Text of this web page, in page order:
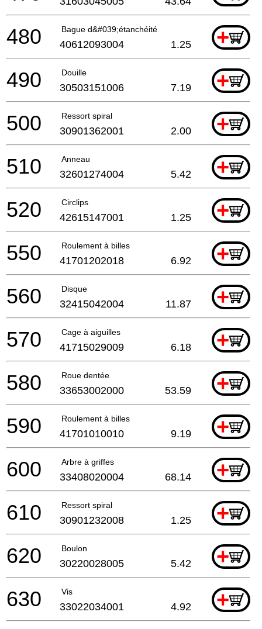
Bague d&#039;étanchéité +
480 40612093004 1.25
Douille +
490 30503151006 7.19
Ressort spiral +
500 30901362001 2.00
Anneau +
510 32601274004 5.42
Circlips +
520 42615147001 1.25
Roulement à billes +
550 41701202018 6.92
Disque +
560 32415042004 11.87
Cage à aiguilles +
570 41715029009 6.18
Roue dentée +
580 33653002000 53.59
Roulement à billes +
590 41701010010 9.19
Arbre à griffes +
600 33408020004 68.14
Ressort spiral +
610 30901232008 1.25
Boulon +
620 30220028005 5.42
Vis +
630 33022034001 4.92